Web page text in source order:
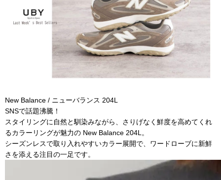
New Balance / ニューバランス 204L
SNSで話題沸騰！
スタイリングに自然と馴染みながら、さりげなく鮮度を高めてくれ
るカラーリングが魅力の New Balance 204L。
シーズンレスで取り入れやすいカラー展開で、ワードローブに新鮮
さを添える注目の一足です。